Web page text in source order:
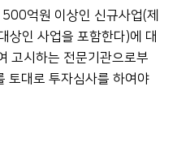
억원 이상인 신규사업(제
상인 사업을 포함한다)에 대
고시하는 전문기관으로부
토대로 투자심사를 하여야